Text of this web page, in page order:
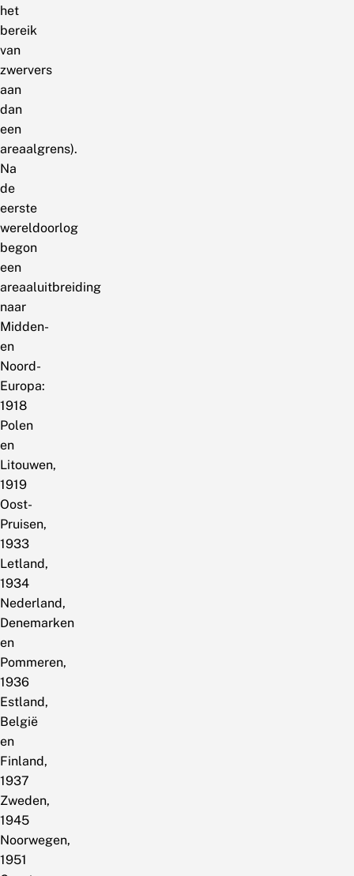
het
bereik
van
zwervers
aan
dan
een
areaalgrens).
Na
de
eerste
wereldoorlog
begon
een
areaaluitbreiding
naar
Midden-
en
Noord-
Europa:
1918
Polen
en
Litouwen,
1919
Oost-
Pruisen,
1933
Letland,
1934
Nederland,
Denemarken
en
Pommeren,
1936
Estland,
België
en
Finland,
1937
Zweden,
1945
Noorwegen,
1951